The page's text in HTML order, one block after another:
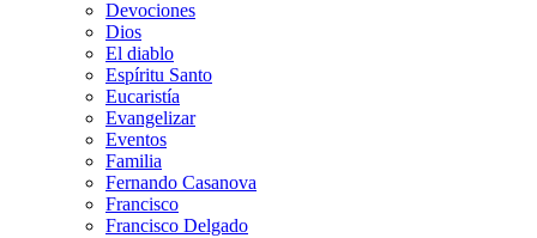
Devociones
Dios
El diablo
Espíritu Santo
Eucaristía
Evangelizar
Eventos
Familia
Fernando Casanova
Francisco
Francisco Delgado